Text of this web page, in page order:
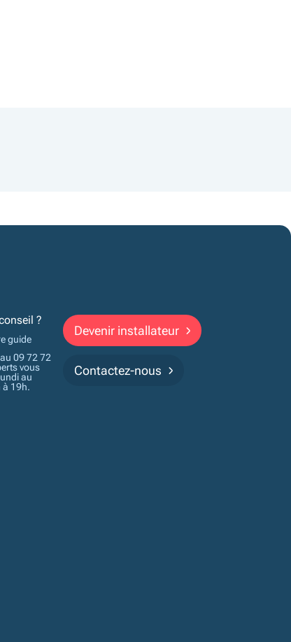
?
guide
09 72 72
vous
au
à 19h.
Devenir installateur
Contactez-nous